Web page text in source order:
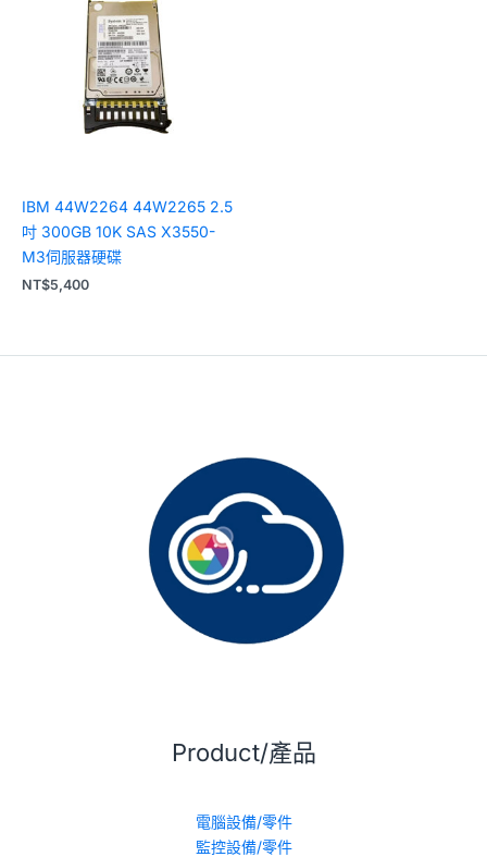
IBM 44W2264 44W2265 2.5
吋 300GB 10K SAS X3550-
M3伺服器硬碟
NT$5,400
Product/產品
電腦設備/零件
監控設備/零件